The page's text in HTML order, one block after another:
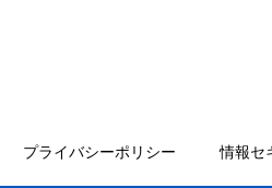
プライバシーポリシー 情報セ